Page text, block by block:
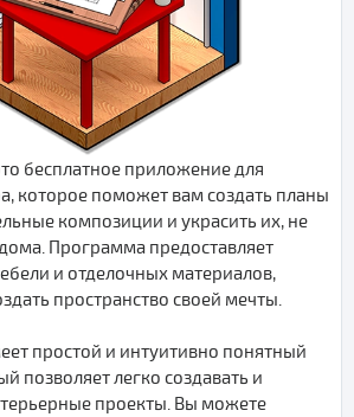
бесплатное приложение для
которое поможет вам создать планы
композиции и украсить их, не
Программа предоставляет
и отделочных материалов,
пространство своей мечты.
простой и интуитивно понятный
позволяет легко создавать и
проекты. Вы можете